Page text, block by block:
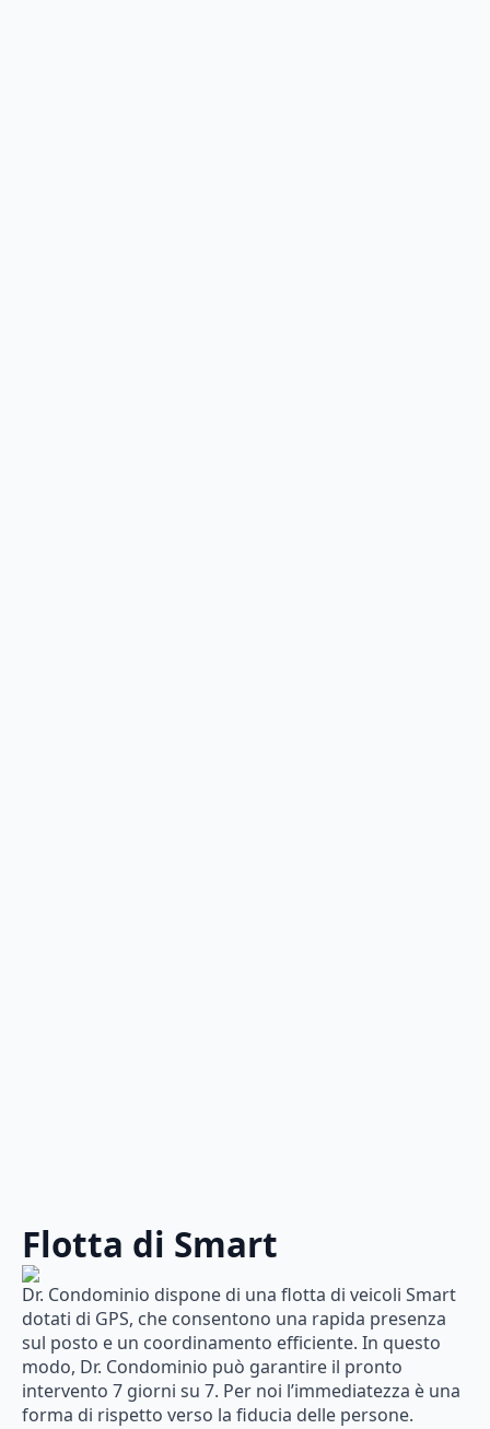
Flotta di Smart
Dr. Condominio dispone di una flotta di veicoli Smart
dotati di GPS, che consentono una rapida presenza
sul posto e un coordinamento efficiente. In questo
modo, Dr. Condominio può garantire il pronto
intervento 7 giorni su 7. Per noi l’immediatezza è una
forma di rispetto verso la fiducia delle persone.